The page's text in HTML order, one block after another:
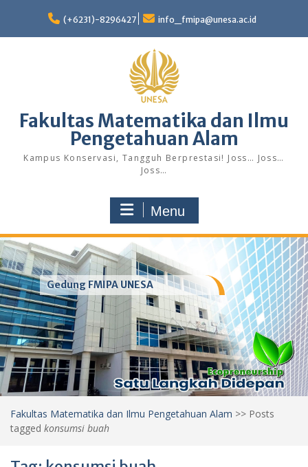
content
(+6231)-8296427 info_fmipa@unesa.ac.id
Fakultas Matematika dan Ilmu
Pengetahuan Alam
Kampus Konservasi, Tangguh Berprestasi! Joss… Joss…
Joss…
Menu
Gedung FMIPA UNESA
Fakultas Matematika dan Ilmu Pengetahuan Alam >> Posts
tagged konsumsi buah